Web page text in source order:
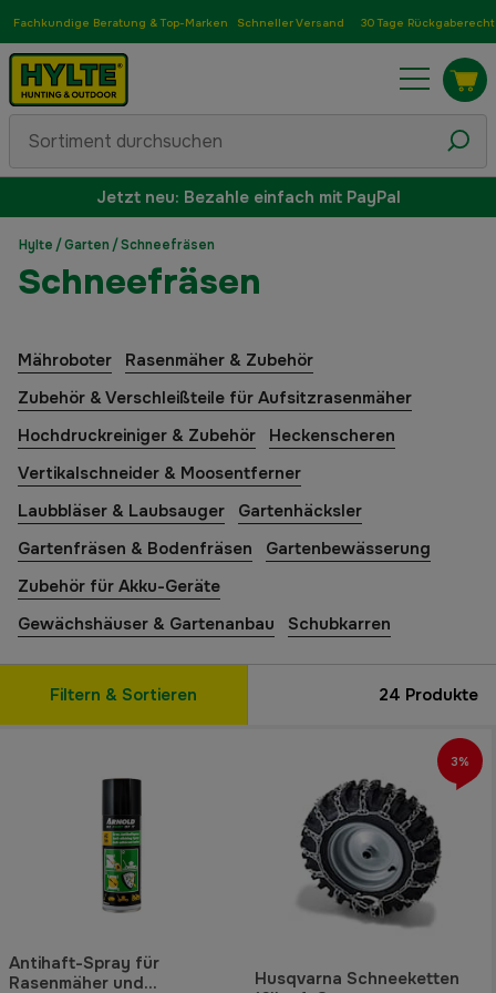
Fachkundige Beratung & Top-Marken Schneller Versand 30 Tage Rückgaberecht
Jetzt neu: Bezahle einfach mit PayPal
Hylte /Garten /Schneefräsen
Schneefräsen
Mähroboter
Rasenmäher & Zubehör
Zubehör & Verschleißteile für Aufsitzrasenmäher
Hochdruckreiniger & Zubehör
Heckenscheren
Vertikalschneider & Moosentferner
Laubbläser & Laubsauger
Gartenhäcksler
Gartenfräsen & Bodenfräsen
Gartenbewässerung
Zubehör für Akku-Geräte
Gewächshäuser & Gartenanbau
Schubkarren
Filtern & Sortieren 24 Produkte
Antihaft-Spray für
Rasenmäher und
Husqvarna Schneeketten
3%